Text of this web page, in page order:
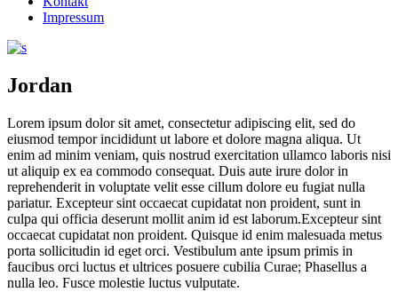
Impressum
Jordan
Lorem ipsum dolor sit amet, consectetur adipiscing elit, sed do
eiusmod tempor incididunt ut labore et dolore magna aliqua. Ut
enim ad minim veniam, quis nostrud exercitation ullamco laboris nisi
ut aliquip ex ea commodo consequat. Duis aute irure dolor in
reprehenderit in voluptate velit esse cillum dolore eu fugiat nulla
pariatur. Excepteur sint occaecat cupidatat non proident, sunt in
culpa qui officia deserunt mollit anim id est laborum.Excepteur sint
occaecat cupidatat non proident. Quisque id enim malesuada metus
porta sollicitudin id eget orci. Vestibulum ante ipsum primis in
faucibus orci luctus et ultrices posuere cubilia Curae; Phasellus a
nulla leo. Fusce molestie luctus vulputate.